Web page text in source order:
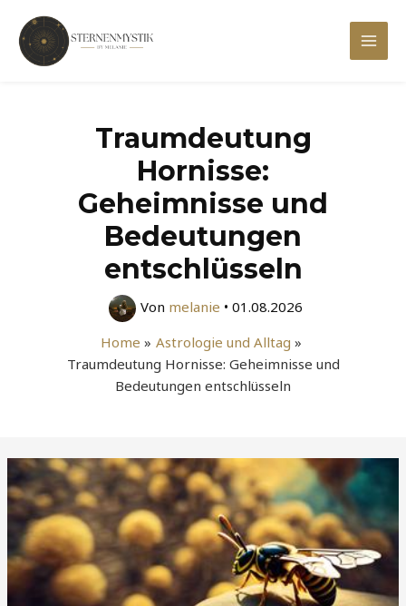
Inhalt
springen
Main
Traumdeutung
Hornisse:
Geheimnisse und
Bedeutungen
entschlüsseln
Von melanie • 01.08.2026
Home
Astrologie und Alltag
Traumdeutung Hornisse: Geheimnisse und
Bedeutungen entschlüsseln